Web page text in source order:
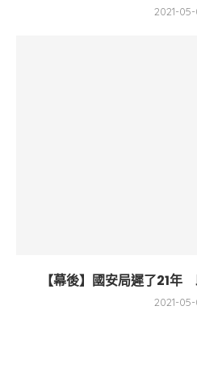
2021-
【幕後】國安局遲了21
2021-